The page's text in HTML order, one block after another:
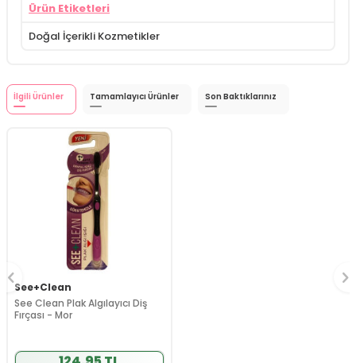
Ürün Etiketleri
Doğal İçerikli Kozmetikler
İlgili Ürünler Tamamlayıcı Ürünler Son Baktıklarınız
See+Clean
See Clean Plak Algılayıcı Diş
Fırçası - Mor